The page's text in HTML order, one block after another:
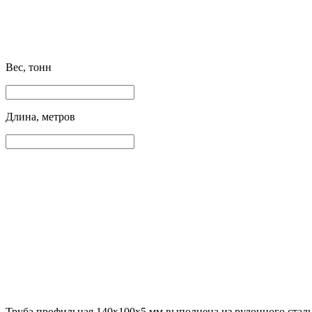
Вес, тонн
Длина, метров